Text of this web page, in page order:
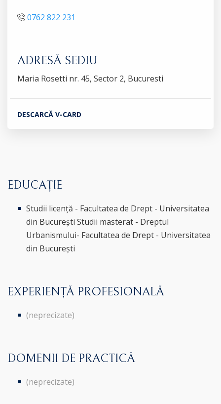
0762 822 231
ADRESĂ SEDIU
Maria Rosetti nr. 45, Sector 2, Bucuresti
DESCARCĂ V-CARD
EDUCAȚIE
Studii licență - Facultatea de Drept - Universitatea
din București Studii masterat - Dreptul
Urbanismului- Facultatea de Drept - Universitatea
din București
EXPERIENȚĂ PROFESIONALĂ
(neprecizate)
DOMENII DE PRACTICĂ
(neprecizate)